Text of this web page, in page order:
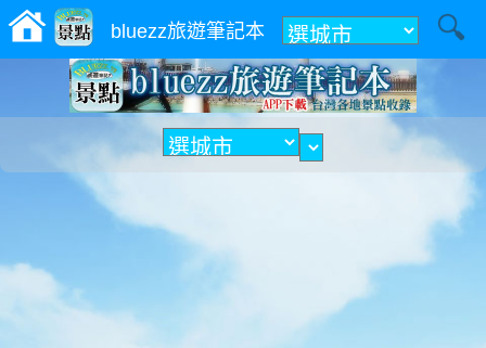
bluezz旅遊筆記本 附近